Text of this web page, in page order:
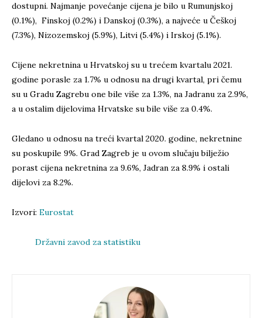
dostupni. Najmanje povećanje cijena je bilo u Rumunjskoj
(0.1%), Finskoj (0.2%) i Danskoj (0.3%), a najveće u Češkoj
(7.3%), Nizozemskoj (5.9%), Litvi (5.4%) i Irskoj (5.1%).
Cijene nekretnina u Hrvatskoj su u trećem kvartalu 2021.
godine porasle za 1.7% u odnosu na drugi kvartal, pri čemu
su u Gradu Zagrebu one bile više za 1.3%, na Jadranu za 2.9%,
a u ostalim dijelovima Hrvatske su bile više za 0.4%.
Gledano u odnosu na treći kvartal 2020. godine, nekretnine
su poskupile 9%. Grad Zagreb je u ovom slučaju bilježio
porast cijena nekretnina za 9.6%, Jadran za 8.9% i ostali
dijelovi za 8.2%.
Izvori: Eurostat
Državni zavod za statistiku